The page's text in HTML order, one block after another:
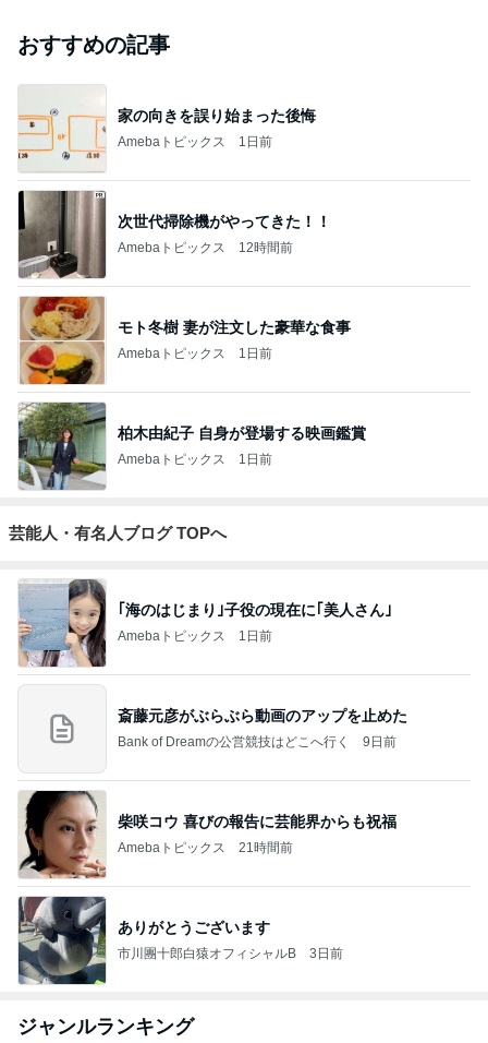
おすすめの記事
家の向きを誤り始まった後悔
Amebaトピックス 1日前
次世代掃除機がやってきた！！
Amebaトピックス 12時間前
モト冬樹 妻が注文した豪華な食事
Amebaトピックス 1日前
柏木由紀子 自身が登場する映画鑑賞
Amebaトピックス 1日前
芸能人・有名人ブログ TOPへ
｢海のはじまり｣子役の現在に｢美人さん｣
Amebaトピックス 1日前
斎藤元彦がぶらぶら動画のアップを止めた
Bank of Dreamの公営競技はどこへ行く 9日前
柴咲コウ 喜びの報告に芸能界からも祝福
Amebaトピックス 21時間前
ありがとうございます
市川團十郎白猿オフィシャルB 3日前
ジャンルランキング